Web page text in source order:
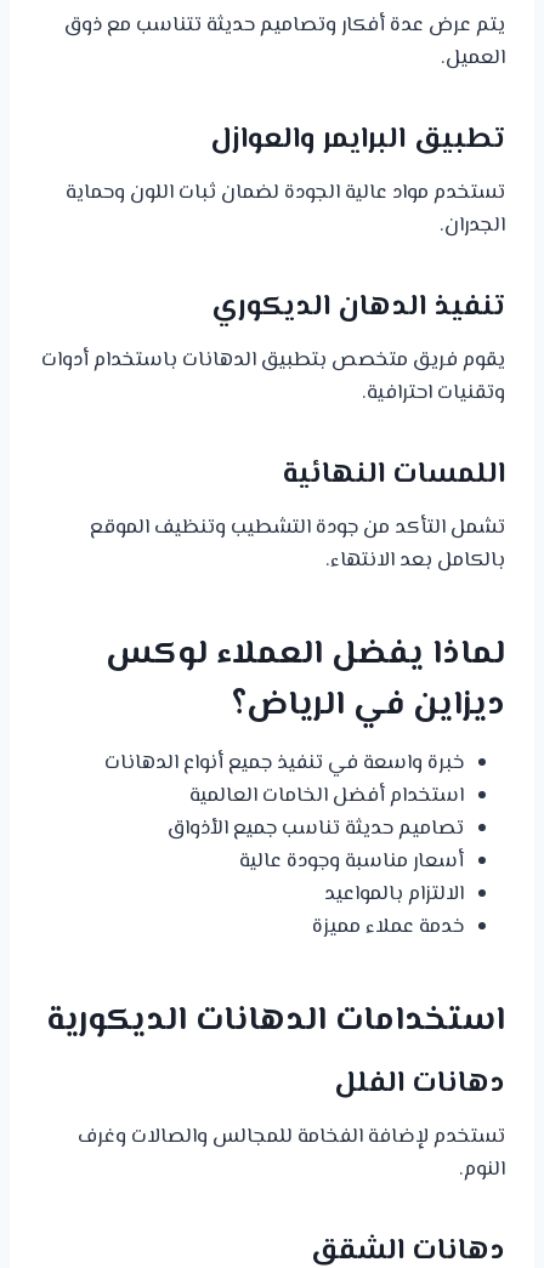
يتم عرض عدة أفكار وتصاميم حديثة تتناسب مع ذوق
العميل.
تطبيق البرايمر والعوازل
تستخدم مواد عالية الجودة لضمان ثبات اللون وحماية
الجدران.
تنفيذ الدهان الديكوري
يقوم فريق متخصص بتطبيق الدهانات باستخدام أدوات
وتقنيات احترافية.
اللمسات النهائية
تشمل التأكد من جودة التشطيب وتنظيف الموقع
بالكامل بعد الانتهاء.
لماذا يفضل العملاء لوكس
ديزاين في الرياض؟
خبرة واسعة في تنفيذ جميع أنواع الدهانات
استخدام أفضل الخامات العالمية
تصاميم حديثة تناسب جميع الأذواق
أسعار مناسبة وجودة عالية
الالتزام بالمواعيد
خدمة عملاء مميزة
استخدامات الدهانات الديكورية
دهانات الفلل
تستخدم لإضافة الفخامة للمجالس والصالات وغرف
النوم.
دهانات الشقق